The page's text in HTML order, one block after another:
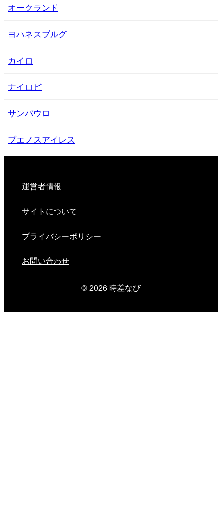
オークランド
ヨハネスブルグ
カイロ
ナイロビ
サンパウロ
ブエノスアイレス
運営者情報
サイトについて
プライバシーポリシー
お問い合わせ
© 2026 時差なび